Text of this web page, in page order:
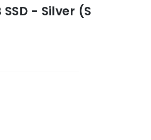
- Silver (S